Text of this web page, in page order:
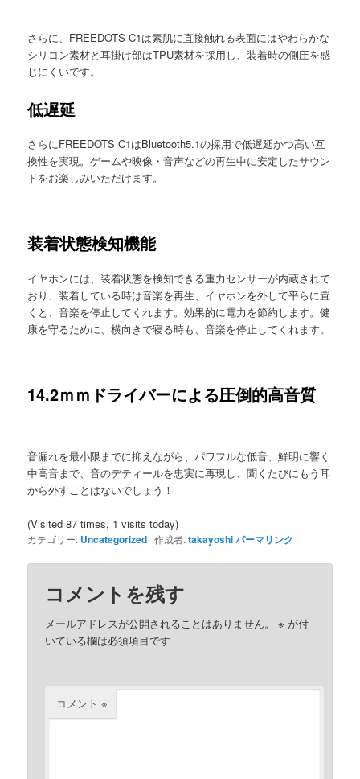
さらに、FREEDOTS C1は素肌に直接触れる表面にはやわらかな
シリコン素材と耳掛け部はTPU素材を採用し、装着時の側圧を感
じにくいです。
低遅延
さらにFREEDOTS C1はBluetooth5.1の採用で低遅延かつ高い互
換性を実現。ゲームや映像・音声などの再生中に安定したサウン
ドをお楽しみいただけます。
装着状態検知機能
イヤホンには、装着状態を検知できる重力センサーが内蔵されて
おり、装着している時は音楽を再生、イヤホンを外して平らに置
くと、音楽を停止してくれます。効果的に電力を節約します。健
康を守るために、横向きで寝る時も、音楽を停止してくれます。
14.2ｍｍドライバーによる圧倒的高音質
音漏れを最小限までに抑えながら、パワフルな低音、鮮明に響く
中高音まで、音のデティールを忠実に再現し、聞くたびにもう耳
から外すことはないでしょう！
(Visited 87 times, 1 visits today)
カテゴリー: Uncategorized 作成者:takayoshiパーマリンク
コメントを残す
メールアドレスが公開されることはありません。 ※ が付
いている欄は必須項目です
コメント※